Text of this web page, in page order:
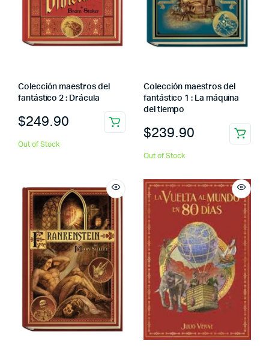
Colección maestros del
fantástico 2 : Drácula
$249.90
Out of Stock
Colección maestros del
fantástico 1 : La máquina
del tiempo
$239.90
Out of Stock